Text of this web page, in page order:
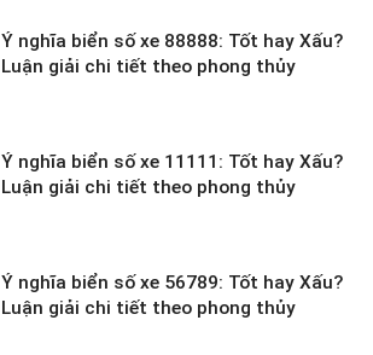
Ý nghĩa biển số xe 88888: Tốt hay Xấu?
Luận giải chi tiết theo phong thủy
Ý nghĩa biển số xe 11111: Tốt hay Xấu?
Luận giải chi tiết theo phong thủy
Ý nghĩa biển số xe 56789: Tốt hay Xấu?
Luận giải chi tiết theo phong thủy